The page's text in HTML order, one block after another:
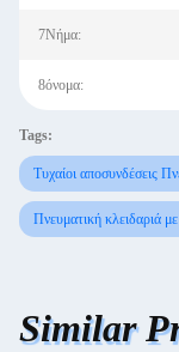
7Νήμα:
8όνομα:
Tags:
Τυχαίοι αποσυνδέσεις
Πνευματική κλειδαριά
Similar